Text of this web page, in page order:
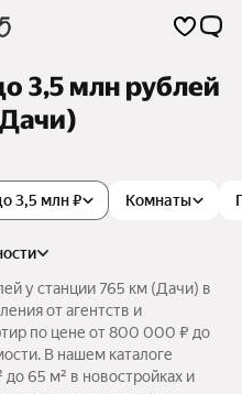
3,5 млн рублей
Комнаты
3,5 млн ₽
у станции 765 км (Дачи) в
от агентств и
по цене от 800 000 ₽ до
В нашем каталоге
65 м² в новостройках и